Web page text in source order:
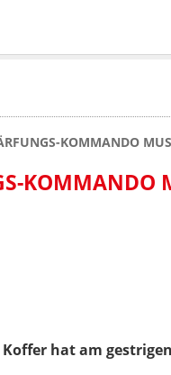
KOMMANDO
KOMMANDO
hat am